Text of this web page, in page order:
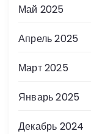
Май 2025
Апрель 2025
Март 2025
Январь 2025
Декабрь 2024